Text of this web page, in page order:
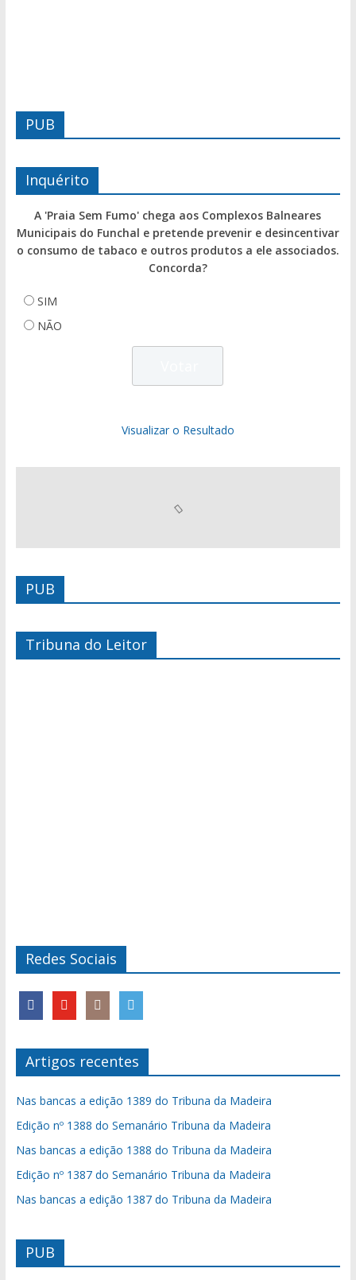
PUB
Inquérito
A 'Praia Sem Fumo' chega aos Complexos Balneares
Municipais do Funchal e pretende prevenir e desincentivar
o consumo de tabaco e outros produtos a ele associados.
Concorda?
SIM
NÃO
Visualizar o Resultado
PUB
Tribuna do Leitor
Redes Sociais
Artigos recentes
Nas bancas a edição 1389 do Tribuna da Madeira
Edição nº 1388 do Semanário Tribuna da Madeira
Nas bancas a edição 1388 do Tribuna da Madeira
Edição nº 1387 do Semanário Tribuna da Madeira
Nas bancas a edição 1387 do Tribuna da Madeira
PUB